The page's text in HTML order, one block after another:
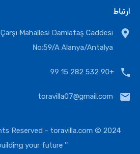
ارتباط
Çarşı Mahallesi Damlataş Caddesi
No:59/A Alanya/Antalya
+90 532 282 15 99
toravilla07@gmail.com
2024 © Copyright. All Rights Reserved -
toravilla.com
'' building your future ''